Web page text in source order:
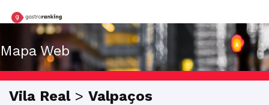
Mapa Web
Vila Real> Valpaços